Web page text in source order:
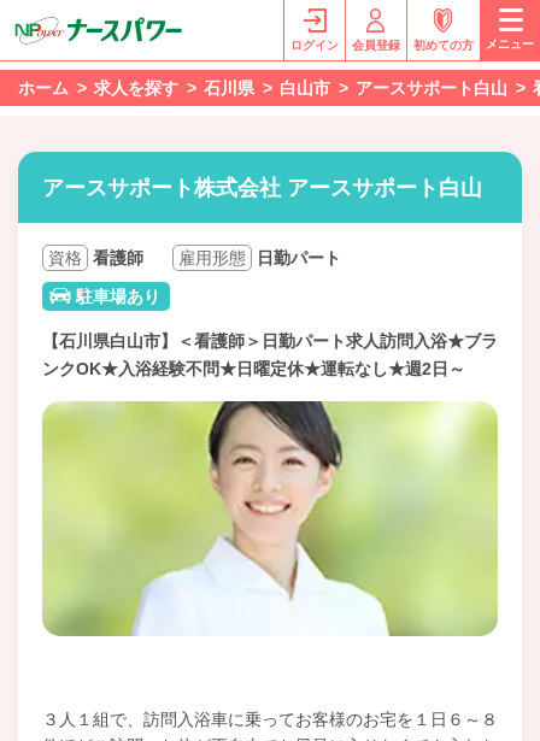
ログイン 会員登録 初めての方 メニュー
ホーム 求人を探す 石川県 白山市 アースサポート白山
アースサポート株式会社 アースサポート白山
資格 看護師 雇用形態
日勤パート
駐車場あり
【石川県白山市】＜看護師＞日勤パート求人訪問入浴★ブラ
ンクOK★入浴経験不問★日曜定休★運転なし★週2日～
３人１組で、訪問入浴車に乗ってお客様のお宅を１日６～８